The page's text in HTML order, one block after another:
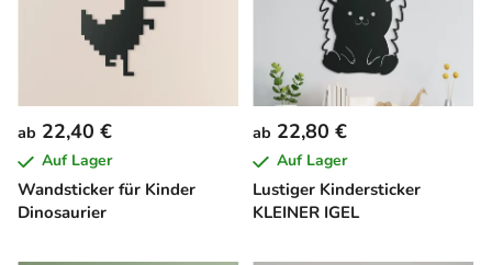
Wandsticker für Kinder
Dinosaurier
ab 22,40 €
Auf Lager
Lustiger Kindersticker
KLEINER IGEL
ab 22,80 €
Auf Lager